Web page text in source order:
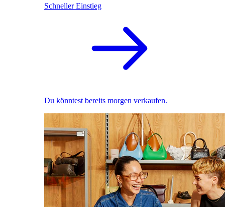
Schneller Einstieg
Du könntest bereits morgen verkaufen.